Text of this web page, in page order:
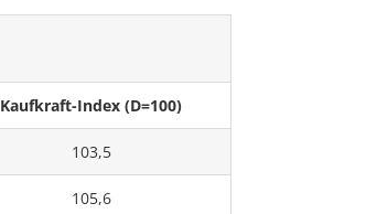
Kaufkraft-Index (D=100)
103,5
105,6